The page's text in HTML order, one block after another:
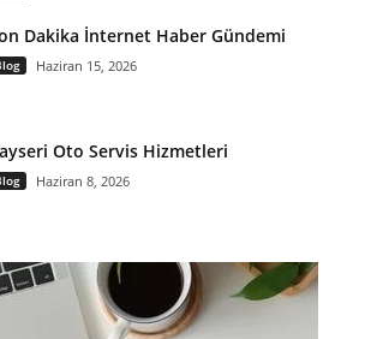
Dakika İnternet Haber Gündemi
Haziran 15, 2026
Oto Servis Hizmetleri
Haziran 8, 2026